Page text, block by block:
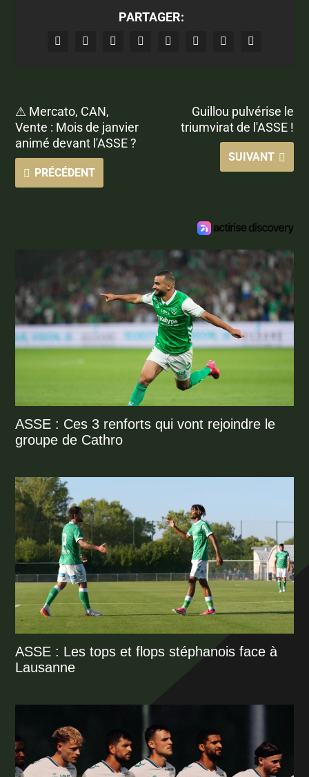
PARTAGER:
⚠ Mercato, CAN,
Vente : Mois de janvier
animé devant l'ASSE ?
PRÉCÉDENT
Guillou pulvérise le
triumvirat de l'ASSE !
SUIVANT
ASSE : Ces 3 renforts qui vont rejoindre le
groupe de Cathro
ASSE : Les tops et flops stéphanois face à
Lausanne